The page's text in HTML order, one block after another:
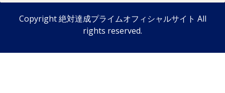
Copyright 絶対達成プライムオフィシャルサイト All
rights reserved.